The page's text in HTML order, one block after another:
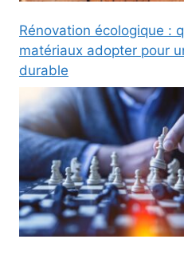
Rénovation écologique :
matériaux adopter pour
durable